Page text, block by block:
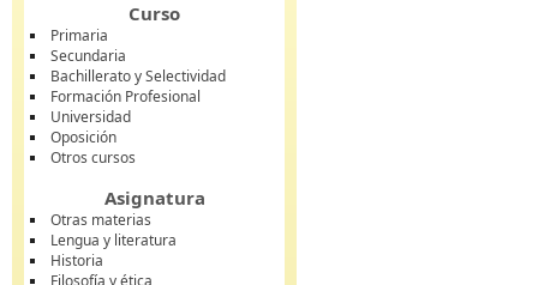
Curso
Primaria
Secundaria
Bachillerato y Selectividad
Formación Profesional
Universidad
Oposición
Otros cursos
Asignatura
Otras materias
Lengua y literatura
Historia
Filosofía y ética